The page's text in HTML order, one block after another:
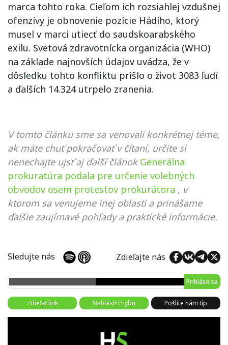
marca tohto roka. Cieľom ich rozsiahlej vzdušnej
ofenzívy je obnovenie pozície Hádího, ktorý
musel v marci utiecť do saudskoarabského
exilu. Svetová zdravotnícka organizácia (WHO)
na základe najnovších údajov uvádza, že v
dôsledku tohto konfliktu prišlo o život 3083 ľudí
a ďalších 14.324 utrpelo zranenia.
V tomto článku sme sa venovali konkrétnej téme,
ak máte chuť pokračovať v čítaní, určite si
nenechajte ujsť aj ďalší článok Generálna
prokuratúra podala pre určenie volebných
obvodov osem protestov prokurátora , v
ktorom sa venujeme inej oblasti a prinášame
ďalšie zaujímavé pohľady a praktické informácie.
Sledujte nás Zdieľajte nás
Prihlásiť sa
Zdieľať link Nahlásiť chybu Pošlite nám tip